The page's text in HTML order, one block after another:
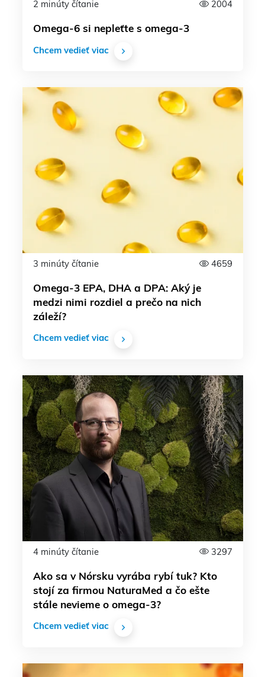
2 minúty čítanie 2004
Omega-6 si nepleťte s omega-3
Chcem vedieť viac
3 minúty čítanie 4659
Omega-3 EPA, DHA a DPA: Aký je
medzi nimi rozdiel a prečo na nich
záleží?
Chcem vedieť viac
4 minúty čítanie 3297
Ako sa v Nórsku vyrába rybí tuk? Kto
stojí za firmou NaturaMed a čo ešte
stále nevieme o omega-3?
Chcem vedieť viac